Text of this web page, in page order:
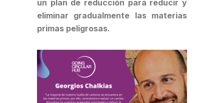
un plan de reducción para reducir y
eliminar gradualmente las materias
primas peligrosas.